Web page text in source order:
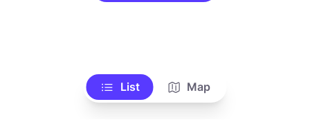
List Map